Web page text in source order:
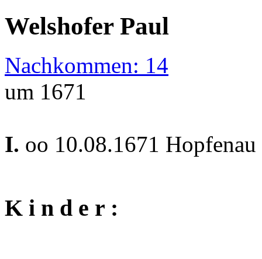
Welshofer Paul
Nachkommen: 14
um 1671
I. oo 10.08.1671
K i n d e r :